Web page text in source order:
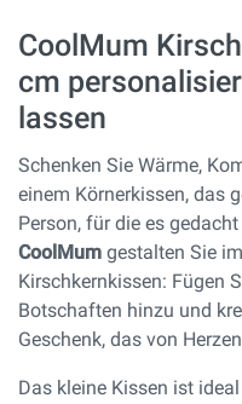
CoolMum
cm
lassen
Schenken Sie Wärme,
einem Körnerkissen, das
Person, für die es
CoolMum gestalten Sie
Kirschkernkissen: Fügen
Botschaften hinzu und
Geschenk, das von
Das kleine Kissen ist